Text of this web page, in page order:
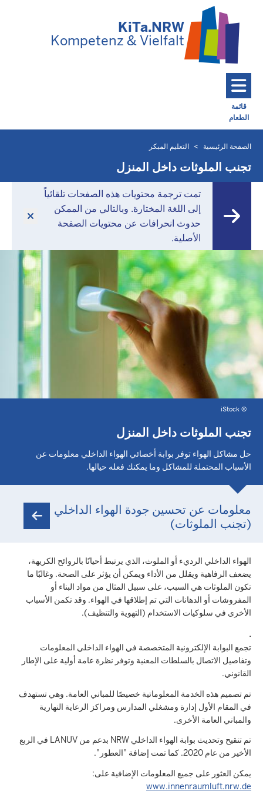
KiTa.NRW
Kompetenz & Vielfalt
قائمة
الطعام
Toggle navigation: Main Menu
أنت
موجود
الصفحة الرئيسية التعليم المبكر
تجنب الملوثات داخل المنزل
تمت ترجمة محتويات هذه الصفحات تلقائياً
إلى اللغة المختارة. وبالتالي من الممكن
حدوث انحرافات عن محتويات الصفحة
الأصلية.
©
iStock
تجنب الملوثات داخل المنزل
حل مشاكل الهواء توفر بوابة أخصائي الهواء الداخلي معلومات عن
الأسباب المحتملة للمشاكل وما يمكنك فعله حيالها.
معلومات عن تحسين جودة الهواء الداخلي
(تجنب الملوثات)
الهواء الداخلي الرديء أو الملوث، الذي يرتبط أحيانًا بالروائح الكريهة،
يضعف الرفاهية ويقلل من الأداء ويمكن أن يؤثر على الصحة. وغالبًا ما
تكون الملوثات هي السبب، على سبيل المثال من مواد البناء أو
المفروشات أو الدهانات التي تم إطلاقها في الهواء. وقد تكمن الأسباب
الأخرى في سلوكيات الاستخدام (التهوية والتنظيف).
.
تجمع البوابة الإلكترونية المتخصصة في الهواء الداخلي المعلومات
وتفاصيل الاتصال بالسلطات المعنية وتوفر نظرة عامة أولية على الإطار
القانوني.
تم تصميم هذه الخدمة المعلوماتية خصيصًا للمباني العامة. وهي تستهدف
في المقام الأول إدارة ومشغلي المدارس ومراكز الرعاية النهارية
والمباني العامة الأخرى.
تم تنقيح وتحديث بوابة الهواء الداخلي NRW بدعم من LANUV في الربع
الأخير من عام 2020. كما تمت إضافة "العطور".
يمكن العثور على جميع المعلومات الإضافية على:
www.innenraumluft.nrw.de